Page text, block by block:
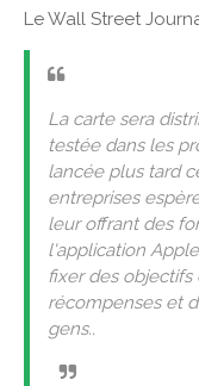
Le Wall Street
La carte sera
testée dans les
lancée plus tard
entreprises
leur offrant des
l'application
fixer des objectifs
récompenses et
gens..